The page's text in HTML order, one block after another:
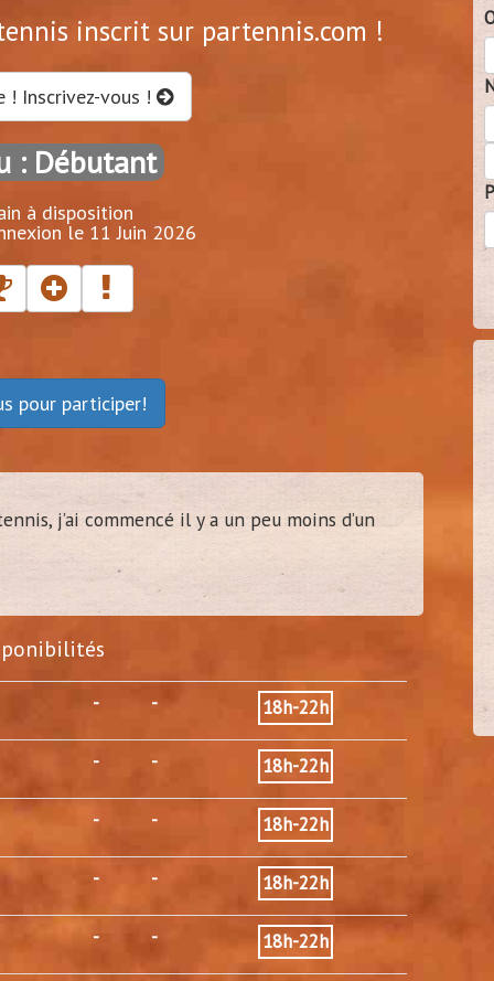
inscrit sur partennis.com !
! Inscrivez-vous !
: Débutant
à disposition
le 11 Juin 2026
pour participer!
j’ai commencé il y a un peu moins d’un
- - 18h-22h
- - 18h-22h
- - 18h-22h
- - 18h-22h
- - 18h-22h
hugosh
30/4